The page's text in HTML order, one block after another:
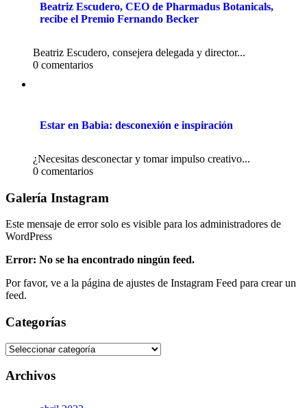
Beatriz Escudero, CEO de Pharmadus Botanicals,
recibe el Premio Fernando Becker
Beatriz Escudero, consejera delegada y director...
0 comentarios
Estar en Babia: desconexión e inspiración
¿Necesitas desconectar y tomar impulso creativo...
0 comentarios
Galería Instagram
Este mensaje de error solo es visible para los administradores de
WordPress
Error: No se ha encontrado ningún feed.
Por favor, ve a la página de ajustes de Instagram Feed para crear un
feed.
Categorías
Archivos